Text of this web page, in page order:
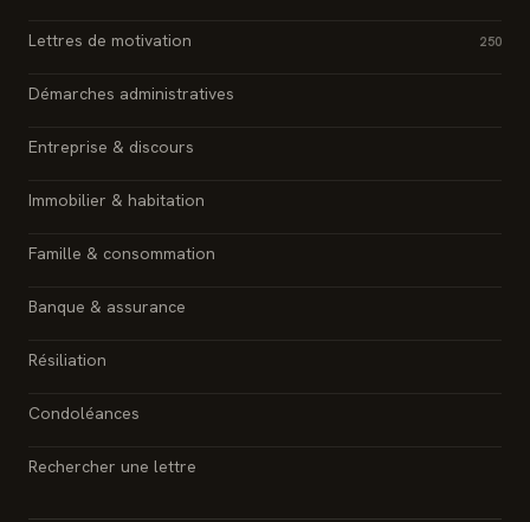
Lettres de motivation 250
Démarches administratives
Entreprise & discours
Immobilier & habitation
Famille & consommation
Banque & assurance
Résiliation
Condoléances
Rechercher une lettre